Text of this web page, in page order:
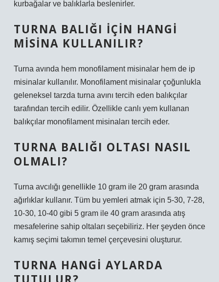
kurbağalar ve balıklarla beslenirler.
TURNA BALIĞI IÇIN HANGI
MISINA KULLANILIR?
Turna avında hem monofilament misinalar hem de ip
misinalar kullanılır. Monofilament misinalar çoğunlukla
geleneksel tarzda turna avını tercih eden balıkçılar
tarafından tercih edilir. Özellikle canlı yem kullanan
balıkçılar monofilament misinaları tercih eder.
TURNA BALIĞI OLTASI NASIL
OLMALI?
Turna avcılığı genellikle 10 gram ile 20 gram arasında
ağırlıklar kullanır. Tüm bu yemleri atmak için 5-30, 7-28,
10-30, 10-40 gibi 5 gram ile 40 gram arasında atış
mesafelerine sahip oltaları seçebiliriz. Her şeyden önce
kamış seçimi takımın temel çerçevesini oluşturur.
TURNA HANGI AYLARDA